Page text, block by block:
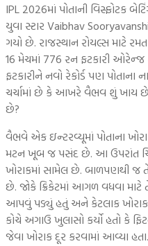
IPL 2026માં પોતાની વિસ્ફોટક
યુવા સ્ટાર Vaibhav
ગયો છે. રાજસ્થાન રોયલ્સ માટે
16 મેચમાં 776 રન ફટકારી ઓરેન્જ
ફટકારીને નવો રેકોર્ડ પણ પોતાના
ચર્ચામાં છે કે આખરે વૈભવ શું ખાય
છે?
વૈભવે એક ઇન્ટરવ્યૂમાં પોતાના
મટન ખૂબ જ પસંદ છે. આ ઉપરાંત
ખોરાકમાં સામેલ છે. બાળપણથી જ
છે. જોકે ક્રિકેટમાં આગળ વધવા માટે
આપવું પડ્યું હતું અને કેટલાક
કોચે અગાઉ ખુલાસો કર્યો હતો કે
જેવા ખોરાક દૂર કરવામાં આવ્યા હતા.